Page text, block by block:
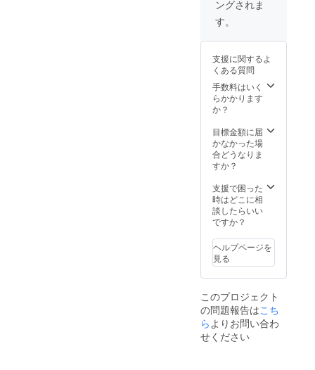
に予約
予約可
キャン
セルポ
リシー
は以下
ます。
〜1ヶ月
より
1ヶ月〜
当日
：予約
失効
用者へ
の譲渡
の場
合、次
用時間
に繰越
されま
す） な
お、⼤
ます。
入いた
だいた
プラン
に応じ
た時間
内で、
予約カ
レン
ダーア
希望の
時間数
をご入
力くだ
・3 ヶ
⽉後の
ること
ができ
ます。
（例：4
⽉ 1 ⽇
お願い
開始ま
での流
れ ①利
用開始
にあ
て、必
要な情
報をこ
ちらの
ムにご
入力お
願いし
ており
②内見
日程の
覧にな
られた
ら、利
用規約
へのサ
任者」
了され
ている
ことの
（コ
ピー）
だきま
す。 調
理師免
能です
が、同
じく確
認する
ための
コピー
が必要
です。
・
HACCP
の考え
方を取
り入れ
始とな
飲食店
営業許
可を必
要とす
る目的
で利用
（例：
1 日カ
フェ・
弁当屋
等）は
「食品
衛生責
養成講
了され
ている
ことの
証明
（コ
ピー）
をご提
類をご
間前ま
でにス
タッフ
までご
提出く
ださい
PDFど
ちらも
可） 提
を確認
し、承
認後に
利用開
りま
飲食店
営業許
要とす
る目的
で利用
される
（ケー
など）
・お惣
菜、軽
⾷、お
弁当、
調味料
別途保
険所許
可が必
相談) ◎
利用開
始に必
要な書
いて 下
記の書
類をご
利用開
間前ま
でにス
タッフ
までご
提出く
ングされま
す。
支援に関するよ
くある質問
手数料はいく
らかかります
か？
目標金額に届
かなかった場
合どうなりま
すか？
支援で困った
時はどこに相
談したらいい
ですか？
ヘルプページを
見る
このプロジェクト
の問題報告はこち
らよりお問い合わ
せください